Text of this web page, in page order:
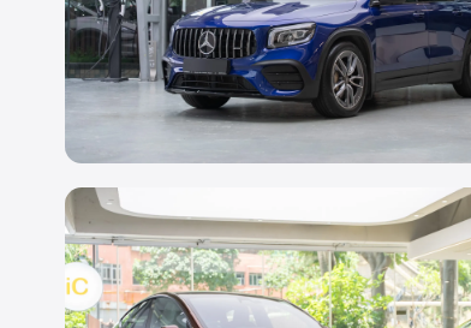
透明 PPF
Mercedes Benz GLB